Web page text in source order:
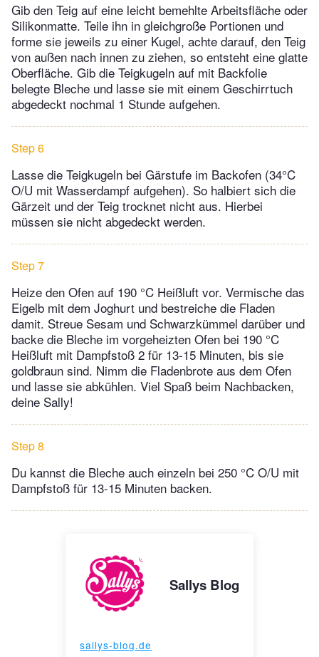
Gib den Teig auf eine leicht bemehlte Arbeitsfläche oder
Silikonmatte. Teile ihn in gleichgroße Portionen und
forme sie jeweils zu einer Kugel, achte darauf, den Teig
von außen nach innen zu ziehen, so entsteht eine glatte
Oberfläche. Gib die Teigkugeln auf mit Backfolie
belegte Bleche und lasse sie mit einem Geschirrtuch
abgedeckt nochmal 1 Stunde aufgehen.
Step 6
Lasse die Teigkugeln bei Gärstufe im Backofen (34°C
O/U mit Wasserdampf aufgehen). So halbiert sich die
Gärzeit und der Teig trocknet nicht aus. Hierbei
müssen sie nicht abgedeckt werden.
Step 7
Heize den Ofen auf 190 °C Heißluft vor. Vermische das
Eigelb mit dem Joghurt und bestreiche die Fladen
damit. Streue Sesam und Schwarzkümmel darüber und
backe die Bleche im vorgeheizten Ofen bei 190 °C
Heißluft mit Dampfstoß 2 für 13-15 Minuten, bis sie
goldbraun sind. Nimm die Fladenbrote aus dem Ofen
und lasse sie abkühlen. Viel Spaß beim Nachbacken,
deine Sally!
Step 8
Du kannst die Bleche auch einzeln bei 250 °C O/U mit
Dampfstoß für 13-15 Minuten backen.
Sallys Blog
sallys-blog.de